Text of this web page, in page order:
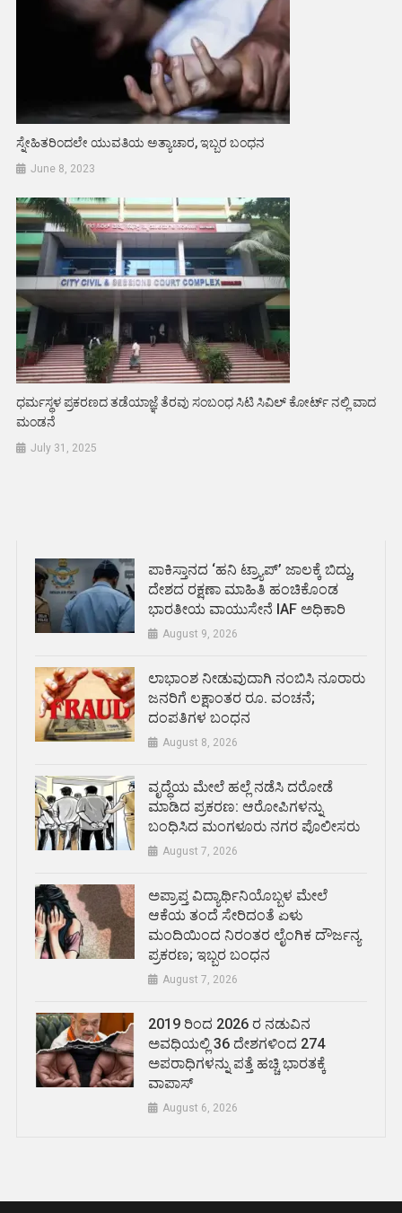
ಸ್ನೇಹಿತರಿಂದಲೇ ಯುವತಿಯ ಅತ್ಯಾಚಾರ, ಇಬ್ಬರ ಬಂಧನ
June 8, 2023
ಧರ್ಮಸ್ಥಳ ಪ್ರಕರಣದ ತಡೆಯಾಜ್ಞೆ ತೆರವು ಸಂಬಂಧ ಸಿಟಿ ಸಿವಿಲ್ ಕೋರ್ಟ್ ನಲ್ಲಿ ವಾದ
ಮಂಡನೆ
July 31, 2025
ಪಾಕಿಸ್ತಾನದ ‘ಹನಿ ಟ್ರ್ಯಾಪ್’ ಜಾಲಕ್ಕೆ ಬಿದ್ದು,
ದೇಶದ ರಕ್ಷಣಾ ಮಾಹಿತಿ ಹಂಚಿಕೊಂಡ
ಭಾರತೀಯ ವಾಯುಸೇನೆ IAF ಅಧಿಕಾರಿ
August 9, 2026
ಲಾಭಾಂಶ ನೀಡುವುದಾಗಿ ನಂಬಿಸಿ ನೂರಾರು
ಜನರಿಗೆ ಲಕ್ಷಾಂತರ ರೂ. ವಂಚನೆ;
ದಂಪತಿಗಳ ಬಂಧನ
August 8, 2026
ವೃದ್ಧೆಯ ಮೇಲೆ ಹಲ್ಲೆ ನಡೆಸಿ ದರೋಡೆ
ಮಾಡಿದ ಪ್ರಕರಣ: ಆರೋಪಿಗಳನ್ನು
ಬಂಧಿಸಿದ ಮಂಗಳೂರು ನಗರ ಪೊಲೀಸರು
August 7, 2026
ಅಪ್ರಾಪ್ತ ವಿದ್ಯಾರ್ಥಿನಿಯೊಬ್ಬಳ ಮೇಲೆ
ಆಕೆಯ ತಂದೆ ಸೇರಿದಂತೆ ಏಳು
ಮಂದಿಯಿಂದ ನಿರಂತರ ಲೈಂಗಿಕ ದೌರ್ಜನ್ಯ
ಪ್ರಕರಣ; ಇಬ್ಬರ ಬಂಧನ
August 7, 2026
2019 ರಿಂದ 2026 ರ ನಡುವಿನ
ಅವಧಿಯಲ್ಲಿ 36 ದೇಶಗಳಿಂದ 274
ಅಪರಾಧಿಗಳನ್ನು ಪತ್ತೆ ಹಚ್ಚಿ ಭಾರತಕ್ಕೆ
ವಾಪಾಸ್
August 6, 2026